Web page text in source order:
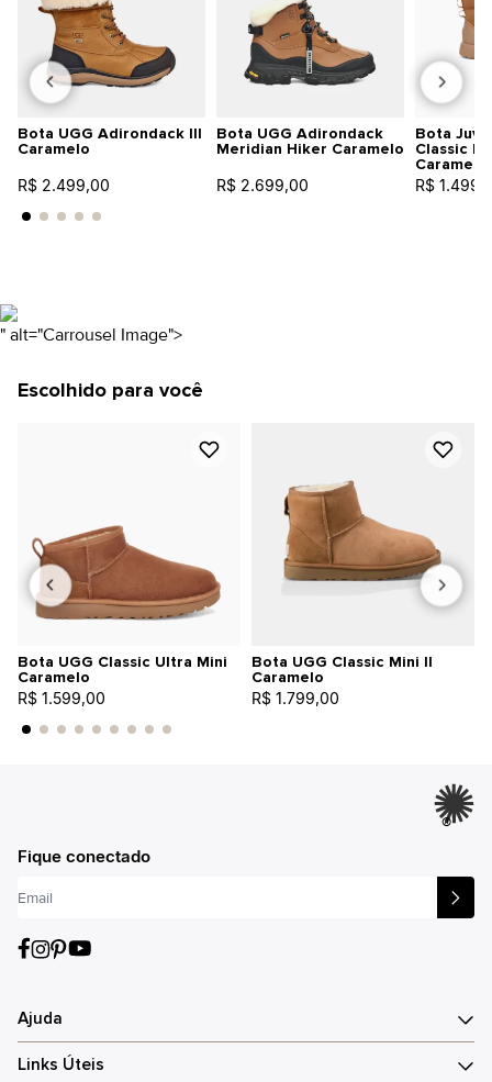
Bota UGG Adirondack III
Caramelo
R$ 2.499,00
Bota UGG Adirondack
Meridian Hiker Caramelo
R$ 2.699,00
Bota
Classic
Caramelo
R$
" alt="Carrousel Image">
Escolhido para você
Bota UGG Classic Ultra Mini
Caramelo
R$ 1.599,00
Bota UGG Classic Mini II
Caramelo
R$ 1.799,00
®
Fique conectado
Ajuda
Links Úteis